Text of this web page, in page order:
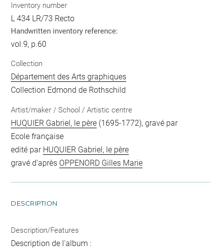
Inventory number
L 434 LR/73 Recto
Handwritten inventory reference:
vol.9, p.60
Collection
Département des Arts graphiques
Collection Edmond de Rothschild
Artist/maker / School / Artistic centre
HUQUIER Gabriel, le père (1695-1772), gravé par
Ecole française
edité par HUQUIER Gabriel, le père
gravé d'après OPPENORD Gilles Marie
DESCRIPTION
Description/Features
Description de l'album :